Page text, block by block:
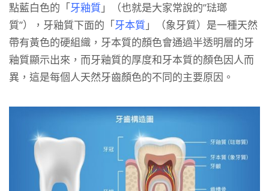
點藍白色的「牙釉質 」（也就是大家常說的”琺瑯
質”），牙釉質下面的「牙本質 」（象牙質）是一種天然
帶有黃色的硬組織，牙本質的顏色會通過半透明層的牙
釉質顯示出來，而牙釉質的厚度和牙本質的顏色因人而
異，這是每個人天然牙齒顏色的不同的主要原因。